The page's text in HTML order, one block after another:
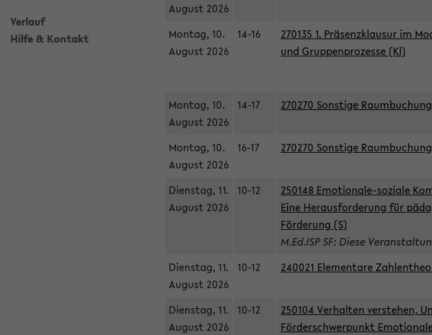
Verlauf
Hilfe & Kontakt
August 2026
Montag, 10.
August 2026
14-16
270135 1. Präsenzklausur im
und Gruppenprozesse (Kl)
Montag, 10.
August 2026
14-17 270270 Sonstige
Montag, 10.
August 2026
16-17 270270 Sonstige
Dienstag, 11.
August 2026
10-12
250148 Emotionale-soziale
Eine Herausforderung für
Förderung (S)
M.Ed.ISP SF: Diese
Dienstag, 11.
August 2026
10-12 240021 Elementare
Dienstag, 11.
August 2026
10-12
250104 Verhalten verstehen,
Förderschwerpunkt